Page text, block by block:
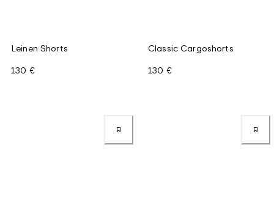
Leinen Shorts
130 €
Classic Cargoshorts
130 €